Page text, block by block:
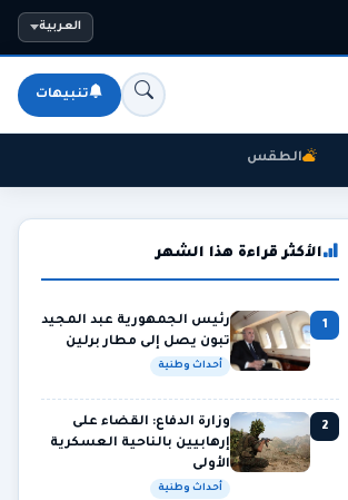
العربية
تنبيهات
الطقس
الأكثر قراءة هذا الشهر
1
رئيس الجمهورية عبد المجيد
تبون يصل إلى مطار برلين
أحداث وطنية
2
وزارة الدفاع: القضاء على
إرهابيين بالناحية العسكرية
الأولى
أحداث وطنية